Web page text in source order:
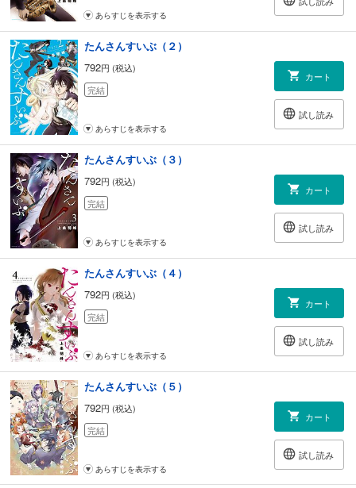
あらすじを表示する
たんさんすいぶ（２）
792円 (税込)
完結
カート
試し読み
あらすじを表示する
たんさんすいぶ（３）
792円 (税込)
完結
カート
試し読み
あらすじを表示する
たんさんすいぶ（４）
792円 (税込)
完結
カート
試し読み
あらすじを表示する
たんさんすいぶ（５）
792円 (税込)
完結
カート
試し読み
あらすじを表示する